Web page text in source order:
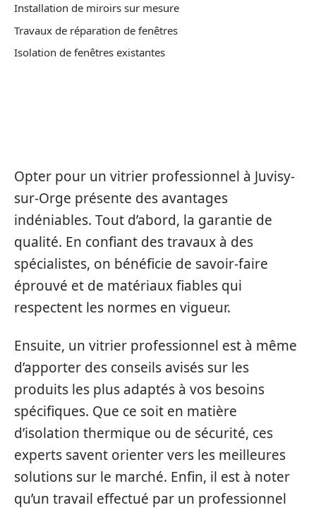
Installation de miroirs sur mesure
Travaux de réparation de fenêtres
Isolation de fenêtres existantes
Opter pour un vitrier professionnel à Juvisy-
sur-Orge présente des avantages
indéniables. Tout d’abord, la garantie de
qualité. En confiant des travaux à des
spécialistes, on bénéficie de savoir-faire
éprouvé et de matériaux fiables qui
respectent les normes en vigueur.
Ensuite, un vitrier professionnel est à même
d’apporter des conseils avisés sur les
produits les plus adaptés à vos besoins
spécifiques. Que ce soit en matière
d’isolation thermique ou de sécurité, ces
experts savent orienter vers les meilleures
solutions sur le marché. Enfin, il est à noter
qu’un travail effectué par un professionnel